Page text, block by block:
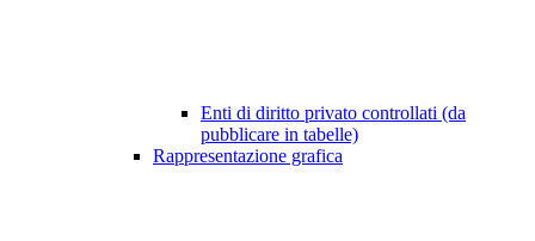
Enti di diritto privato controllati (da
pubblicare in tabelle)
Rappresentazione grafica